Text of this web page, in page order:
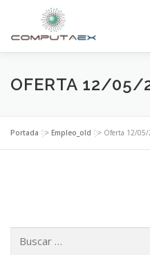
INICIO LA FUNDACIÓN
SUPERCOMPUTACIÓN
OFERTA 12/05/
Portada >> Empleo_old >> Oferta 12/05/